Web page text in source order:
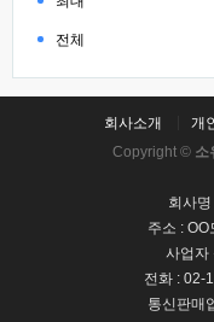
전체
회사소개 개
Copyright © 소
회사
주소 :
사업자
전화 : 02-
통신판매